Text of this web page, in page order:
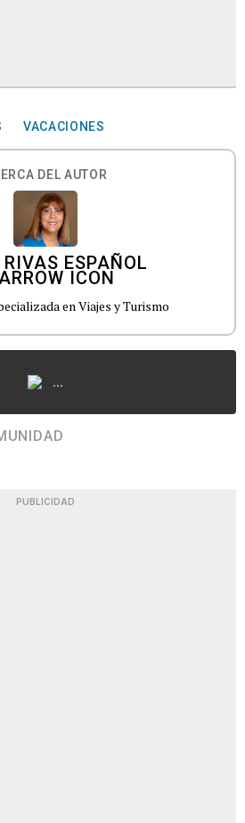
VACACIONES
DEL AUTOR
ESPAÑOL
en Viajes y Turismo
...
PUBLICIDAD